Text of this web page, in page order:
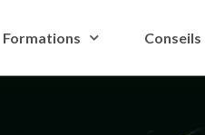
Formations Conseils